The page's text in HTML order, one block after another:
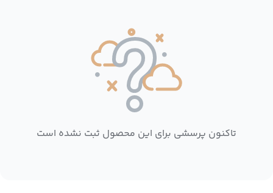
تاکنون پرسشی برای این محصول ثبت نشده است